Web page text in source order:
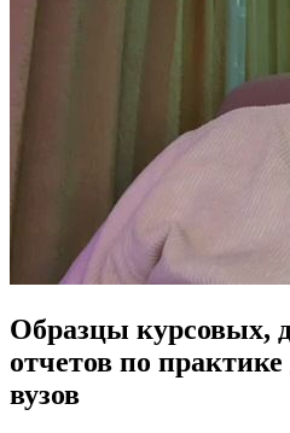
Образцы курсовых,
отчетов по
вузов